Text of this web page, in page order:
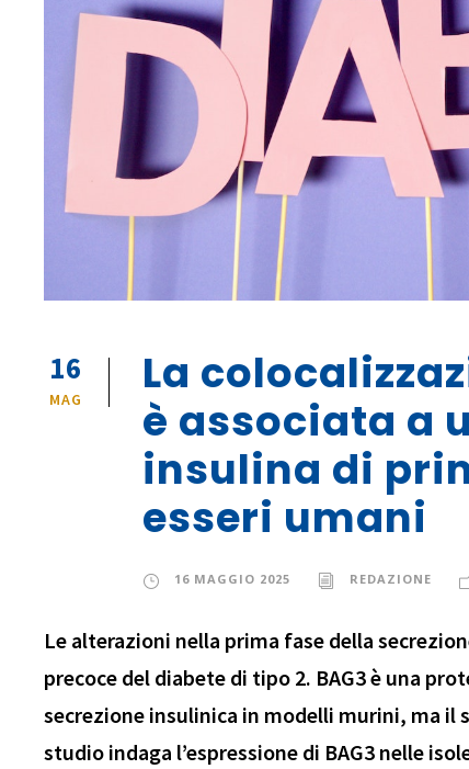
16
MAG
La
è associata a
insulina di
esseri umani
16 MAGGIO 2025 REDAZIONE
Le alterazioni nella prima fase della
precoce del diabete di tipo 2. BAG3 è una
secrezione insulinica in modelli murini, ma il
studio indaga l’espressione di BAG3 nelle